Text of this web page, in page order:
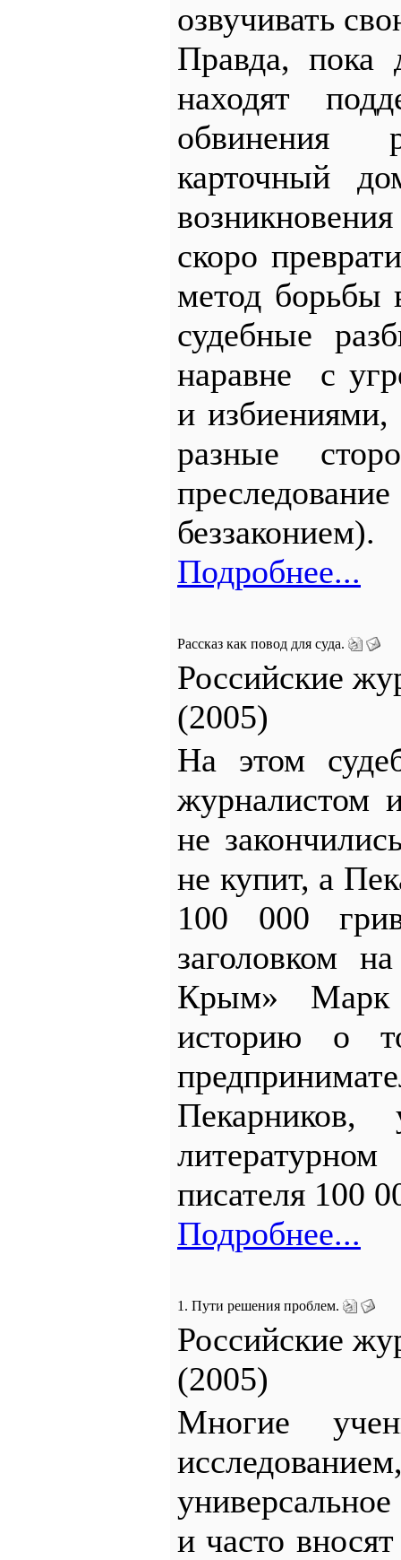
озвучивать
Правда, пока
находят
обвинения
карточный
скоро
метод борьбы
судебные
наравне с
и избиениями,
разные
беззаконием).
Подробнее...
Рассказ как повод для суда.
Российские
(2005)
На этом
журналистом
не
не купит, а
100 000
заголовком
Крым» Марк
историю о
писателя 100
Подробнее...
1. Пути решения проблем.
Российские
(2005)
Многие
и часто